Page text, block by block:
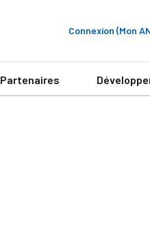
Connexion (Mon
Partenaires